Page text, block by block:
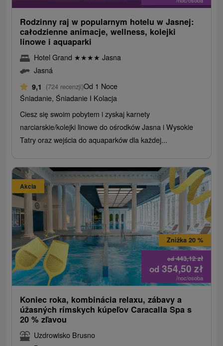
Rodzinny raj w popularnym hotelu w Jasnej:
całodzienne animacje, wellness, kolejki
linowe i aquaparki
Hotel Grand ★★★★ Jasna
Jasná
9,1 (724 recenzji)Od 1 Noce
Śniadanie, Śniadanie I Kolacja
Ciesz się swoim pobytem i zyskaj karnety
narciarskie/kolejki linowe do ośrodków Jasna i Wysokie
Tatry oraz wejścia do aquaparków dla każdej...
Akcia
od443,12zł
Zniżka 20 %
od 354,50 zł
/noc/osoba
Koniec roka, kombinácia relaxu, zábavy a
úžasných rímskych kúpeľov Caracalla Spa s
20 % zľavou
Uzdrowisko Brusno